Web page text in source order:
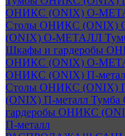
ОНИКС (ONIX) O-
Столы ОНИКС (ONIX)
(ONIX) O-МЕТАЛЛ
Шкафы и гардеробы
ОНИКС (ONIX) O-
ОНИКС (ONIX) П-
Столы ОНИКС (ONIX)
(ONIX) П-металл
гардеробы ОНИКС
П-металл